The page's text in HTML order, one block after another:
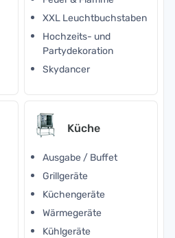
XXL Leuchtbuchstaben
Hochzeits- und
Partydekoration
Skydancer
Küche
Ausgabe / Buffet
Grillgeräte
Küchengeräte
Wärmegeräte
Kühlgeräte